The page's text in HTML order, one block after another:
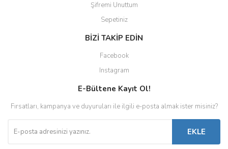
Şifremi Unuttum
Sepetiniz
BİZİ TAKİP EDİN
Facebook
Instagram
E-Bültene Kayıt Ol!
Fırsatları, kampanya ve duyuruları ile ilgili e-posta almak ister misiniz?
EKLE